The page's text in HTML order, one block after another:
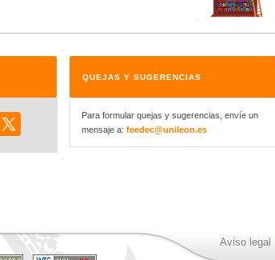
QUEJAS Y SUGERENCIAS
Para formular quejas y sugerencias, envíe un
mensaje a: feedec@unileon.es
Aviso legal